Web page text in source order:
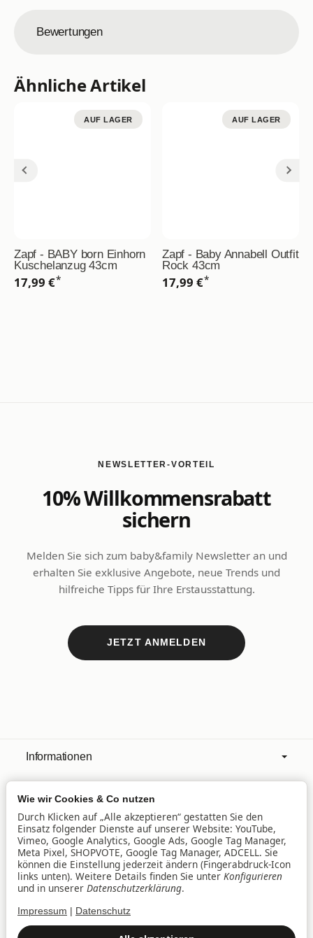
Bewertungen
Ähnliche Artikel
AUF LAGER
Zapf - BABY born Einhorn
Kuschelanzug 43cm
17,99 €*
AUF LAGER
Zapf - Baby Annabell Outfit
Rock 43cm
17,99 €*
NEWSLETTER-VORTEIL
10% Willkommensrabatt
sichern
Melden Sie sich zum baby&family Newsletter an und
erhalten Sie exklusive Angebote, neue Trends und
hilfreiche Tipps für Ihre Erstausstattung.
JETZT ANMELDEN
Informationen
Mehr über
Filialen
Lieferservice
Wie wir Cookies & Co nutzen
Durch Klicken auf „Alle akzeptieren“ gestatten Sie den
Einsatz folgender Dienste auf unserer Website: YouTube,
Vimeo, Google Analytics, Google Ads, Google Tag Manager,
Meta Pixel, SHOPVOTE, Google Tag Manager, ADCELL. Sie
können die Einstellung jederzeit ändern (Fingerabdruck-Icon
links unten). Weitere Details finden Sie unter Konfigurieren
und in unserer Datenschutzerklärung.
Impressum Datenschutz